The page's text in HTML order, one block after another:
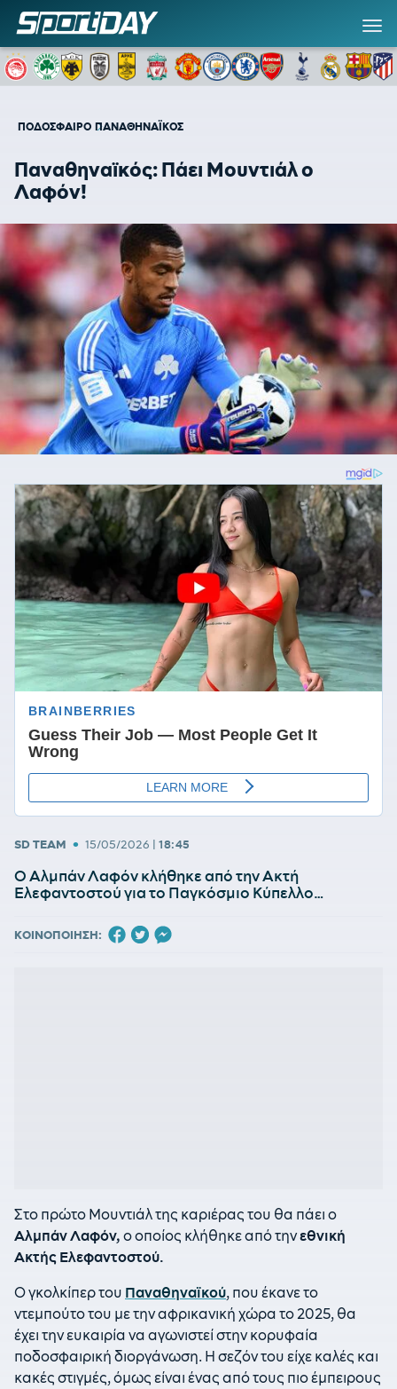
ΠΟΔΟΣΦΑΙΡΟ ΠΑΝΑΘΗΝΑΪΚΟΣ
Παναθηναϊκός: Πάει Μουντιάλ ο
Λαφόν!
SD TEAM • 15/05/2026 | 18:45
Ο Αλμπάν Λαφόν κλήθηκε από την Ακτή
Ελεφαντοστού για το Παγκόσμιο Κύπελλο…
ΚΟΙΝΟΠΟΙΗΣΗ:
Στο πρώτο Μουντιάλ της καριέρας του θα πάει ο
Αλμπάν Λαφόν, ο οποίος κλήθηκε από τηνεθνική
Ακτής Ελεφαντοστού.
Ο γκολκίπερ του Παναθηναϊκού, που έκανε το
ντεμπούτο του με την αφρικανική χώρα το 2025, θα
έχει την ευκαιρία να αγωνιστεί στην κορυφαία
ποδοσφαιρική διοργάνωση. Η σεζόν του είχε καλές και
κακές στιγμές, όμως είναι ένας από τους πιο έμπειρους